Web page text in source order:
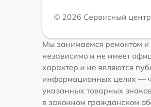
© 2026 Сервисный
Мы занимаемся ремонтом и
независимо и не имеет
характер и не являются
информационных целях —
указанных товарных
в законном гражданском